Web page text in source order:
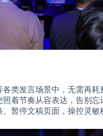
类发言场景中，无需再
着节奏从容表达，告别
暂停文稿页面，操控灵